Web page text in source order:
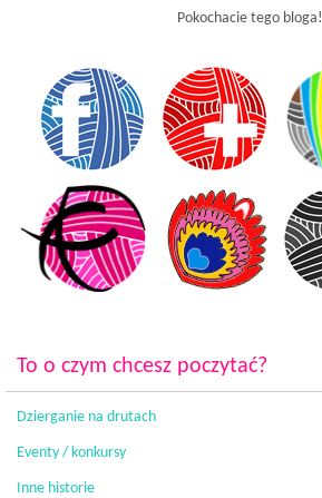
Pokochacie tego bloga!
To o czym chcesz poczytać?
Dzierganie na drutach
Eventy / konkursy
Inne historie